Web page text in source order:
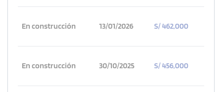
En construcción 13/01/2026 S/ 462,000
En construcción 30/10/2025 S/ 456,000